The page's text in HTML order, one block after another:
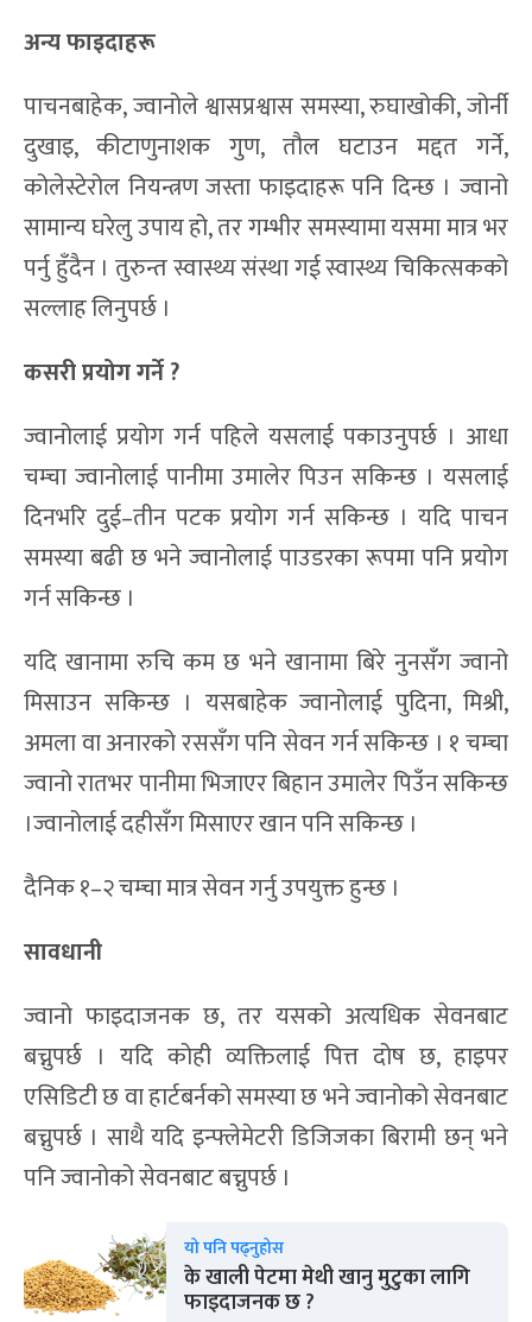
अन्य फाइदाहरू
पाचनबाहेक, ज्वानोले श्वासप्रश्वास समस्या, रुघाखोकी, जोर्नी
दुखाइ, कीटाणुनाशक गुण, तौल घटाउन मद्दत गर्ने,
कोलेस्टेरोल नियन्त्रण जस्ता फाइदाहरू पनि दिन्छ । ज्वानो
सामान्य घरेलु उपाय हो, तर गम्भीर समस्यामा यसमा मात्र भर
पर्नु हुँदैन । तुरुन्त स्वास्थ्य संस्था गई स्वास्थ्य चिकित्सकको
सल्लाह लिनुपर्छ ।
कसरी प्रयोग गर्ने ?
ज्वानोलाई प्रयोग गर्न पहिले यसलाई पकाउनुपर्छ । आधा
चम्चा ज्वानोलाई पानीमा उमालेर पिउन सकिन्छ । यसलाई
दिनभरि दुई–तीन पटक प्रयोग गर्न सकिन्छ । यदि पाचन
समस्या बढी छ भने ज्वानोलाई पाउडरका रूपमा पनि प्रयोग
गर्न सकिन्छ ।
यदि खानामा रुचि कम छ भने खानामा बिरे नुनसँग ज्वानो
मिसाउन सकिन्छ । यसबाहेक ज्वानोलाई पुदिना, मिश्री,
अमला वा अनारको रससँग पनि सेवन गर्न सकिन्छ । १ चम्चा
ज्वानो रातभर पानीमा भिजाएर बिहान उमालेर पिउँन सकिन्छ
।ज्वानोलाई दहीसँग मिसाएर खान पनि सकिन्छ ।
दैनिक १–२ चम्चा मात्र सेवन गर्नु उपयुक्त हुन्छ ।
सावधानी
ज्वानो फाइदाजनक छ, तर यसको अत्यधिक सेवनबाट
बच्नुपर्छ । यदि कोही व्यक्तिलाई पित्त दोष छ, हाइपर
एसिडिटी छ वा हार्टबर्नको समस्या छ भने ज्वानोको सेवनबाट
बच्नुपर्छ । साथै यदि इन्फ्लेमेटरी डिजिजका बिरामी छन् भने
पनि ज्वानोको सेवनबाट बच्नुपर्छ ।
यो पनि पढ्नुहोस
के खाली पेटमा मेथी खानु मुटुका लागि
फाइदाजनक छ ?